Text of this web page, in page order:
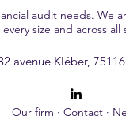
audit needs.
every size and across all
avenue Kléber,
Our firm · Contact ·